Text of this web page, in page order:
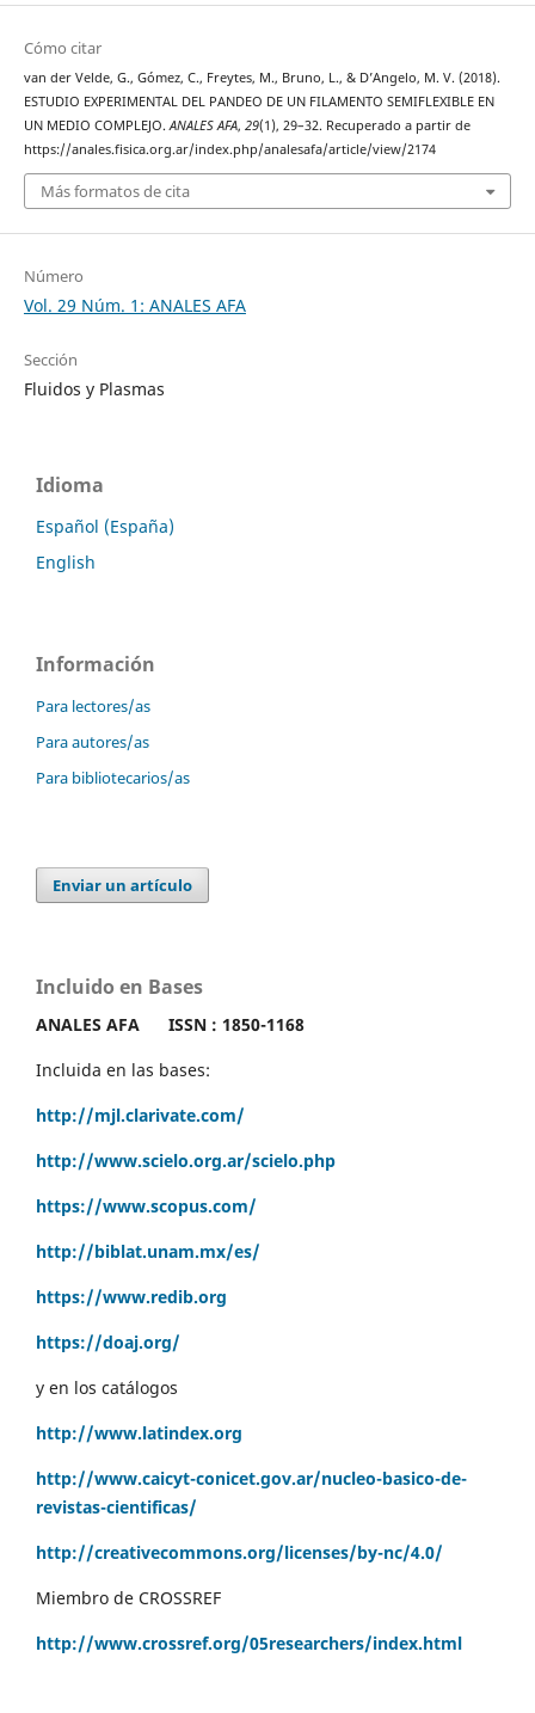
Cómo citar
van der Velde, G., Gómez, C., Freytes, M., Bruno, L., & D’Angelo, M. V. (2018).
ESTUDIO EXPERIMENTAL DEL PANDEO DE UN FILAMENTO SEMIFLEXIBLE EN
UN MEDIO COMPLEJO.ANALES AFA, 29(1), 29–32. Recuperado a partir de
https://anales.fisica.org.ar/index.php/analesafa/article/view/2174
Más formatos de cita
Número
Vol. 29 Núm. 1: ANALES AFA
Sección
Fluidos y Plasmas
Idioma
Español (España)
English
Información
Para lectores/as
Para autores/as
Para bibliotecarios/as
Enviar un artículo
Incluido en Bases
ANALES AFA ISSN : 1850-1168
Incluida en las bases:
http://mjl.clarivate.com/
http://www.scielo.org.ar/scielo.php
https://www.scopus.com/
http://biblat.unam.mx/es/
https://www.redib.org
https://doaj.org/
y en los catálogos
http://www.latindex.org
http://www.caicyt-conicet.gov.ar/nucleo-basico-de-
revistas-cientificas/
http://creativecommons.org/licenses/by-nc/4.0/
Miembro de CROSSREF
http://www.crossref.org/05researchers/index.html